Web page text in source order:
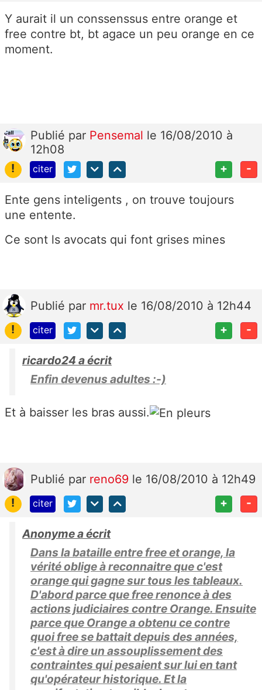
Y aurait il un conssenssus entre orange et
free contre bt, bt agace un peu orange en ce
moment.
Publié par Pensemal le 16/08/2010 à
12h08
!
citer + -
Ente gens inteligents , on trouve toujours
une entente.
Ce sont ls avocats qui font grises mines
Publié par mr.tux le 16/08/2010 à 12h44
!
citer + -
ricardo24 a écrit
Enfin devenus adultes :-)
Et à baisser les bras aussi.
Publié par reno69 le 16/08/2010 à 12h49
!
citer + -
Anonyme a écrit
Dans la bataille entre free et orange, la
vérité oblige à reconnaitre que c'est
orange qui gagne sur tous les tableaux.
D'abord parce que free renonce à des
actions judiciaires contre Orange. Ensuite
parce que Orange a obtenu ce contre
quoi free se battait depuis des années,
c'est à dire un assouplissement des
contraintes qui pesaient sur lui en tant
qu'opérateur historique. Et la